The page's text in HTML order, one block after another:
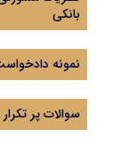
بانکی
نمونه
سوالات پر